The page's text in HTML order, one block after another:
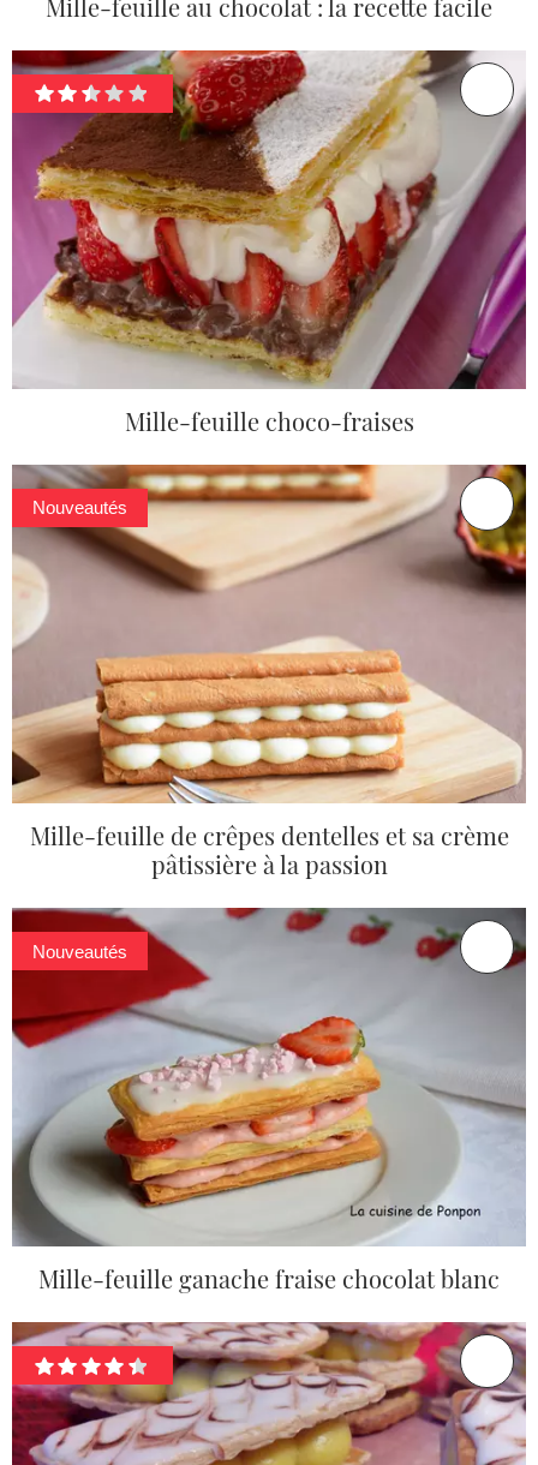
Mille-feuille choco-fraises
Nouveautés
Mille-feuille de crêpes dentelles et sa crème
pâtissière à la passion
Nouveautés
Mille-feuille ganache fraise chocolat blanc